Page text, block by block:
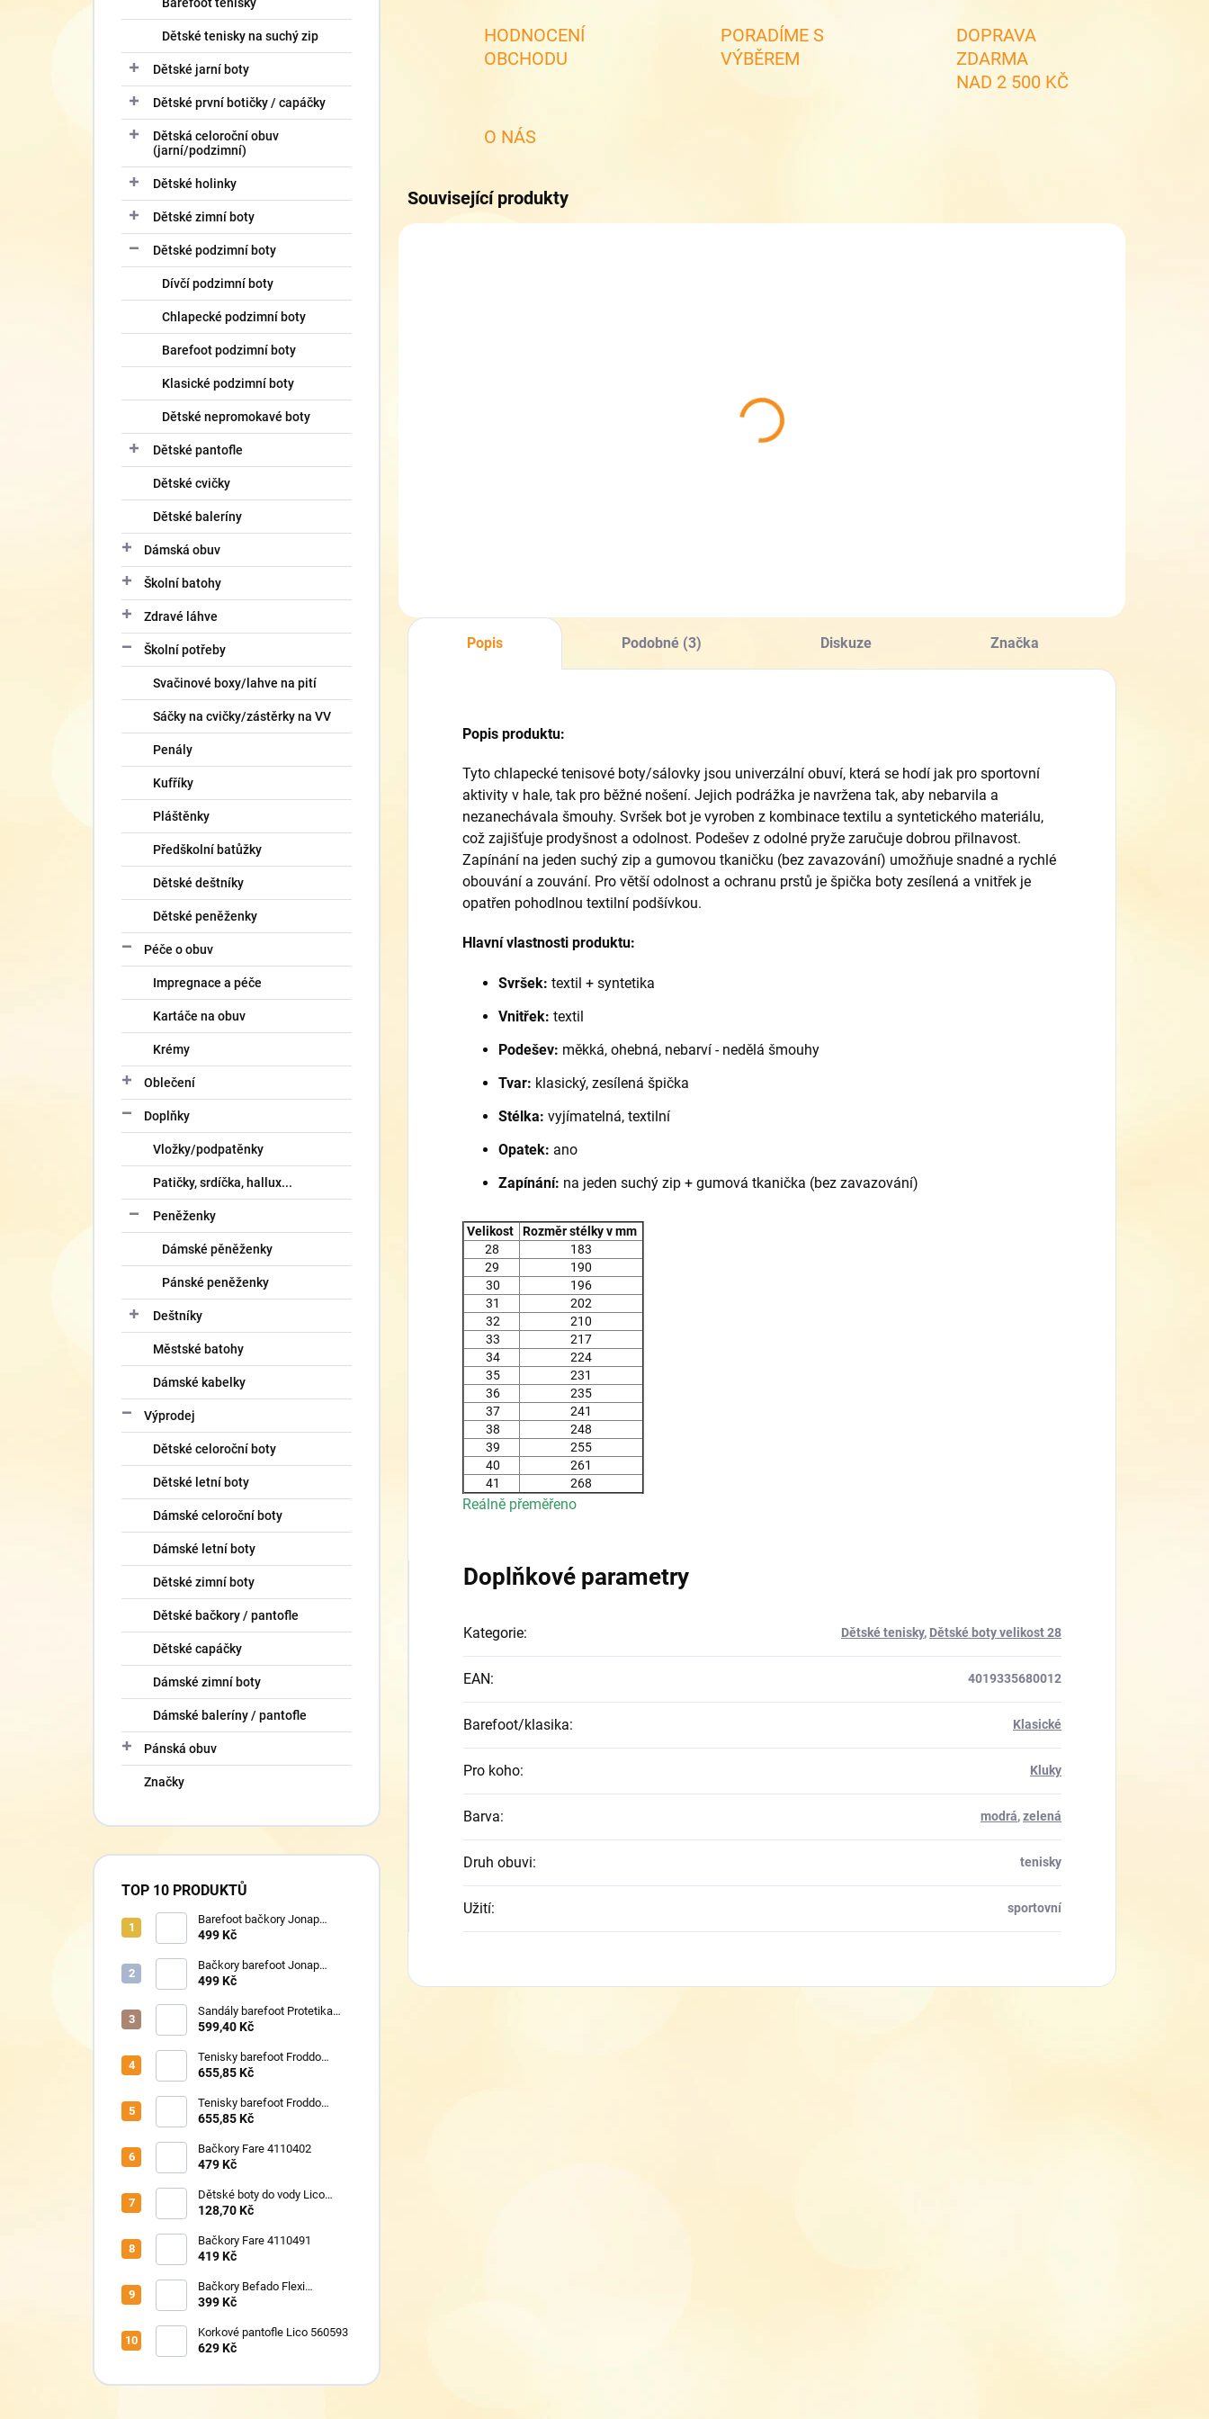
Dětské tenisky na suchý zip
Dětské jarní boty
Dětské první botičky / capáčky
Dětská celoroční obuv
(jarní/podzimní)
Dětské holinky
Dětské zimní boty
Dětské podzimní boty
Dívčí podzimní boty
Chlapecké podzimní boty
Barefoot podzimní boty
Klasické podzimní boty
Dětské nepromokavé boty
Dětské pantofle
Dětské cvičky
Dětské baleríny
Dámská obuv
Školní batohy
Zdravé láhve
Školní potřeby
Svačinové boxy/lahve na pití
Sáčky na cvičky/zástěrky na VV
Penály
Kufříky
Pláštěnky
Předškolní batůžky
Dětské deštníky
Dětské peněženky
Péče o obuv
Impregnace a péče
Kartáče na obuv
Krémy
Oblečení
Doplňky
Vložky/podpatěnky
Patičky, srdíčka, hallux...
Peněženky
Dámské pěněženky
Pánské peněženky
Deštníky
Městské batohy
Dámské kabelky
Výprodej
Dětské celoroční boty
Dětské letní boty
Dámské celoroční boty
Dámské letní boty
Dětské zimní boty
Dětské bačkory / pantofle
Dětské capáčky
Dámské zimní boty
Dámské baleríny / pantofle
Pánská obuv
Značky
TOP 10 PRODUKTŮ
Barefoot bačkory Jonap
Home New fialová kočička
499 Kč
Bačkory barefoot Jonap
Home New Police
499 Kč
Sandály barefoot Protetika
TAFI pink uni
599,40 Kč
Tenisky barefoot Froddo
G1700440-17 Mint
655,85 Kč
Tenisky barefoot Froddo
G1700440-8 Grey+
655,85 Kč
Bačkory Fare 4110402
479 Kč
Dětské boty do vody Lico
430124 růžové
128,70 Kč
Bačkory Fare 4110491
419 Kč
Bačkory Befado Flexi
627P023
399 Kč
Korkové pantofle Lico 560593
629 Kč
HODNOCENÍ
OBCHODU
PORADÍME S
VÝBĚREM
DOPRAVA
ZDARMA
NAD 2 500 KČ
O NÁS
Související produkty
Popis Podobné (3) Diskuze Značka
Popis produktu:
Tyto chlapecké tenisové boty/sálovky jsou univerzální obuví, která se hodí jak pro sportovní
aktivity v hale, tak pro běžné nošení. Jejich podrážka je navržena tak, aby nebarvila a
nezanechávala šmouhy. Svršek bot je vyroben z kombinace textilu a syntetického materiálu,
což zajišťuje prodyšnost a odolnost. Podešev z odolné pryže zaručuje dobrou přilnavost.
Zapínání na jeden suchý zip a gumovou tkaničku (bez zavazování) umožňuje snadné a rychlé
obouvání a zouvání. Pro větší odolnost a ochranu prstů je špička boty zesílená a vnitřek je
opatřen pohodlnou textilní podšívkou.
Hlavní vlastnosti produktu:
Svršek: textil + syntetika
Vnitřek: textil
Podešev: měkká, ohebná, nebarví - nedělá šmouhy
Tvar: klasický, zesílená špička
Stélka: vyjímatelná, textilní
Opatek: ano
Zapínání: na jeden suchý zip + gumová tkanička (bez zavazování)
Velikost
Rozměr stélky v mm
28
183
29
190
30
196
31
202
32
210
33
217
34
224
35
231
36
235
37
241
38
248
39
255
40
261
41
268
Reálně přeměřeno
Doplňkové parametry
Kategorie: Dětské tenisky, Dětské boty velikost 28
EAN: 4019335680012
Barefoot/klasika: Klasické
Pro koho: Kluky
Barva: modrá,zelená
Druh obuvi: tenisky
Užití: sportovní